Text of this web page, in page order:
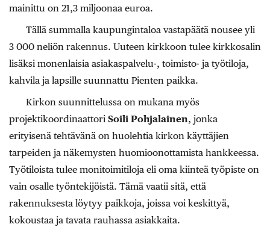
mainittu on 21,3 miljoonaa euroa.
Tällä summalla kaupungintaloa vastapäätä nousee yli
3 000 neliön rakennus. Uuteen kirkkoon tulee kirkkosalin
lisäksi monenlaisia asiakaspalvelu-, toimisto- ja työtiloja,
kahvila ja lapsille suunnattu Pienten paikka.
Kirkon suunnittelussa on mukana myös
projektikoordinaattori Soili Pohjalainen, jonka
erityisenä tehtävänä on huolehtia kirkon käyttäjien
tarpeiden ja näkemysten huomioonottamista hankkeessa.
Työtiloista tulee monitoimitiloja eli oma kiinteä työpiste on
vain osalle työntekijöistä. Tämä vaatii sitä, että
rakennuksesta löytyy paikkoja, joissa voi keskittyä,
kokoustaa ja tavata rauhassa asiakkaita.